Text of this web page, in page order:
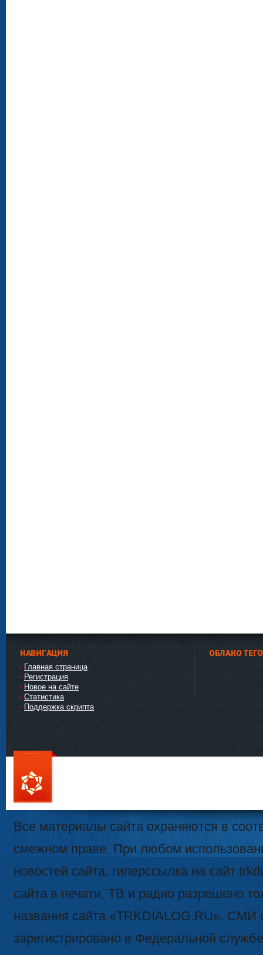
НАВИГАЦИЯ
Главная страница
Регистрация
Новое на сайте
Статистика
Поддержка скрипта
ОБЛАКО
111
Все материалы сайта охраняются в
смежном праве. При любом
новостей сайта, гиперссылка на сайт
сайта в печати, ТВ и радио разрешено
названия сайта «TRKDIALOG.RU». СМИ
зарегистрировано в Федеральной